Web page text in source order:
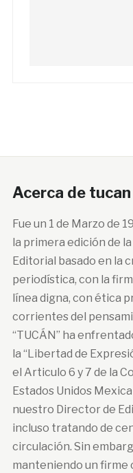
Acerca de
Fue un 1 de Marzo de
la primera edición de
Editorial basado en la
periodística, con la
línea digna, con ética
corrientes del
“TUCÁN” ha
la “Libertad de
el Articulo 6 y 7 de la
Estados Unidos
nuestro Director de
incluso tratando de
circulación. Sin
manteniendo un firme